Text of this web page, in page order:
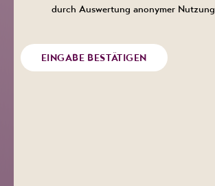
+49 (0) 3771 21 55 00
durch Auswertung anonymer
EINGABE BESTÄTIGEN